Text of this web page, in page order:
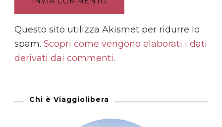
Questo sito utilizza Akismet per ridurre lo
spam. Scopri come vengono elaborati i dati
derivati dai commenti.
Chi è Viaggiolibera